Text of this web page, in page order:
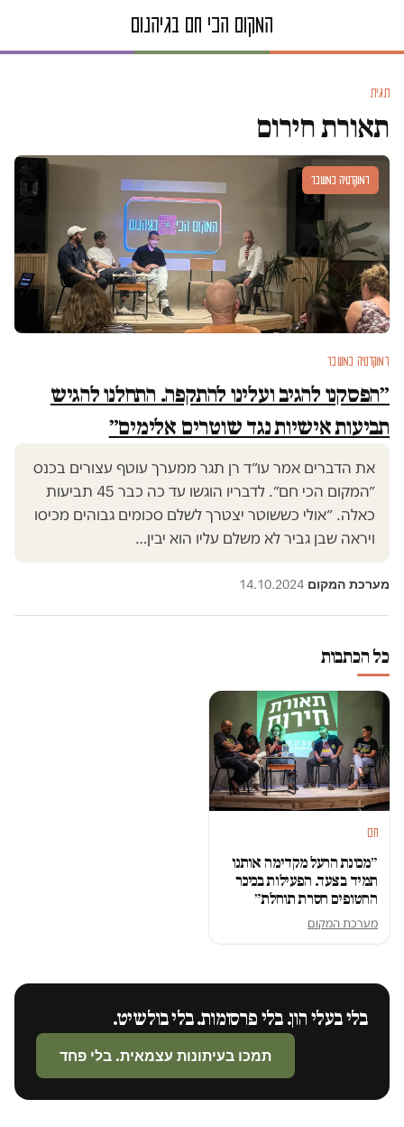
תגית
תאורת חירום
דמוקרטיה במשבר
דמוקרטיה במשבר
״הפסקנו להגיב ועלינו להתקפה. התחלנו להגיש
תביעות אישיות נגד שוטרים אלימים״
את הדברים אמר עו״ד רן תגר ממערך עוטף עצורים בכנס
״המקום הכי חם״. לדבריו הוגשו עד כה כבר 45 תביעות
כאלה. ״אולי כששוטר יצטרך לשלם סכומים גבוהים מכיסו
ויראה שבן גביר לא משלם עליו הוא יבין…
מערכת המקום·
14.10.2024
כל הכתבות
חם
״מכונת הרעל מקדימה אותנו
תמיד בצעד. הפעילות בכיכר
החטופים חסרת תוחלת״
מערכת המקום
בלי בעלי הון. בלי פרסומות. בלי בולשיט.
תמכו בעיתונות עצמאית. בלי פחד